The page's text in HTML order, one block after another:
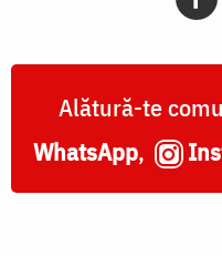
Alătură-te
WhatsApp,